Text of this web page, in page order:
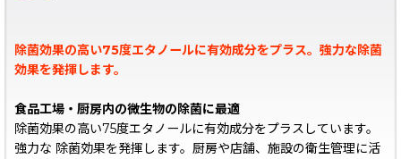
除菌効果の高い75度エタノールに有効成分をプラス。強力な除菌
効果を発揮します。
食品工場・厨房内の微生物の除菌に最適
除菌効果の高い75度エタノールに有効成分をプラスしています。
強力な 除菌効果を発揮します。厨房や店舗、施設の衛生管理に活